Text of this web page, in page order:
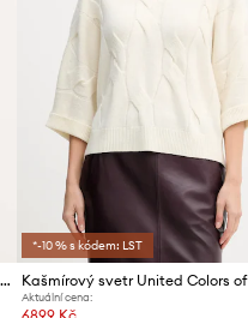
Svetr s příměsí vlny United Colors of Benetton
*-10 % s kódem: LST
Aktuální cena: